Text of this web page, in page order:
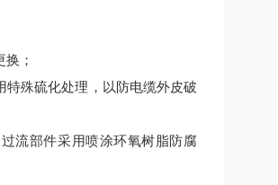
；
特殊硫化处理，以防电缆外皮破
流部件采用喷涂环氧树脂防腐